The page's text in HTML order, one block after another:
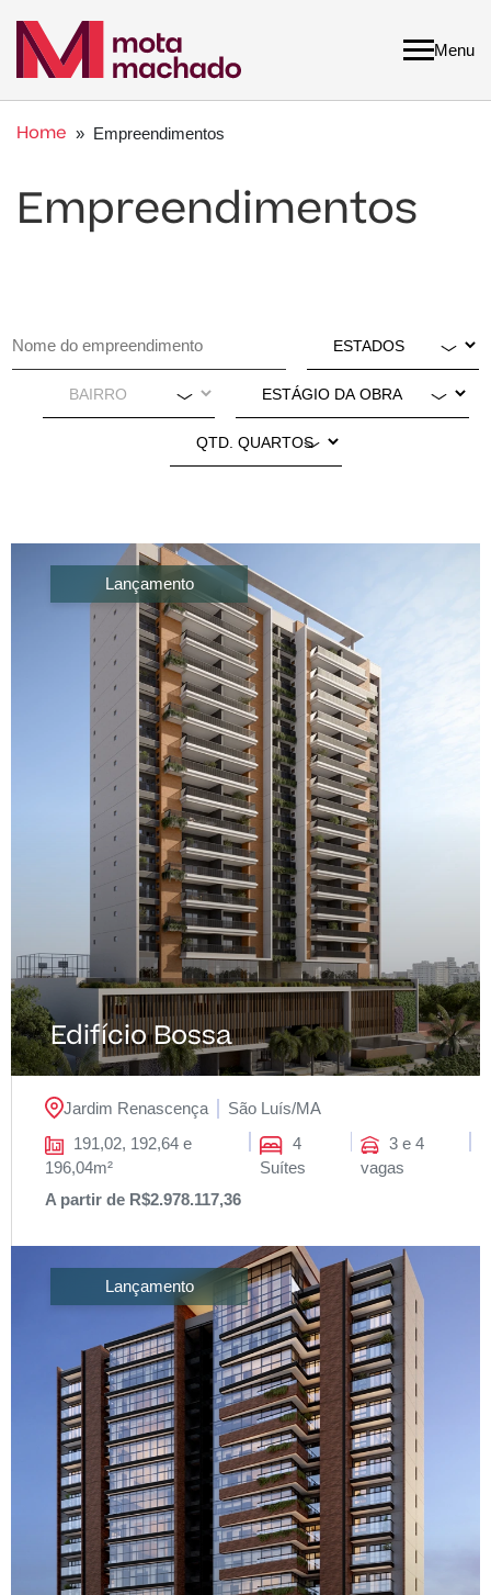
Menu
Home » Empreendimentos
Empreendimentos
Lançamento
Edifício Bossa
Jardim Renascença São Luís/MA
191,02, 192,64 e
196,04m²
4
Suítes
3 e 4
vagas
A partir de R$2.978.117,36
Lançamento